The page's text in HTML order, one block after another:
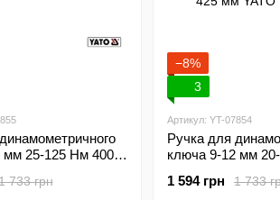
мм 25-125 Нм 400-
733 грн
−8%
3
Артикул: YT-07854
Ручка для
ключа 9-12 мм
1 733
1 594 грн